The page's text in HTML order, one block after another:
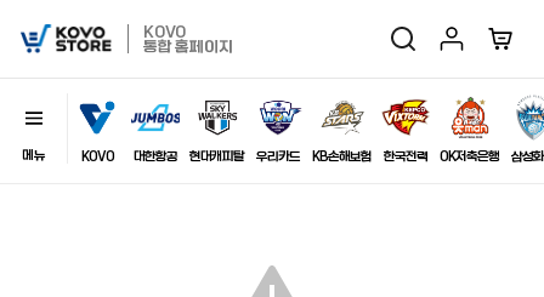
KOVO
Store
KOVO
통합 홈페이지
검색
닫기
마이페이지장바구
이미지
KOVO 대한항공 현대캐피탈 우리카드 KB손해보험 한국전력 OK저축은행 삼성